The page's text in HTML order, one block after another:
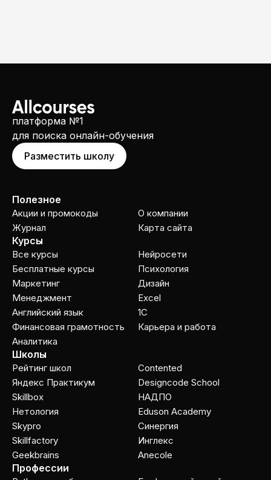
платформа №1
для поиска онлайн-обучения
Разместить школу
Полезное
Акции и промокоды
Журнал
О компании
Карта сайта
Курсы
Все курсы
Бесплатные курсы
Маркетинг
Менеджмент
Английский язык
Финансовая грамотность
Аналитика
Нейросети
Психология
Дизайн
Excel
1C
Карьера и работа
Школы
Рейтинг школ
Яндекс Практикум
Skillbox
Нетология
Skypro
Skillfactory
Geekbrains
Contented
Designcode School
НАДПО
Eduson Academy
Cинергия
Инглекс
Anecole
Профессии